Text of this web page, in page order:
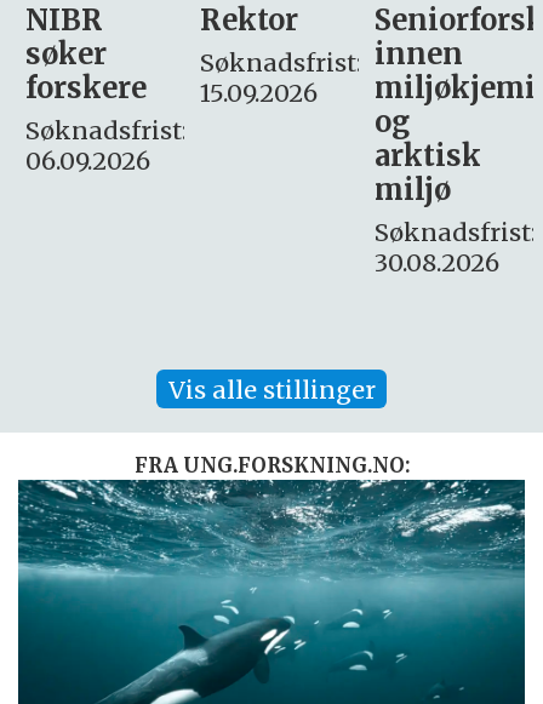
Rektor
Søknadsfrist:
15.09.2026
Seniorforsker
innen
miljøkjemi
søker
– fast
Søknadsfrist:
16. august.
Vis alle stillinger
FRA UNG.FORSKNING.NO: